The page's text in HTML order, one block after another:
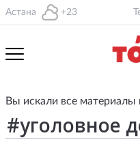
Астана +23
Вы искали все материалы